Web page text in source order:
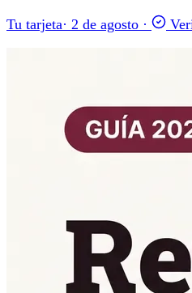
Tu tarjeta· 2 de agosto ·